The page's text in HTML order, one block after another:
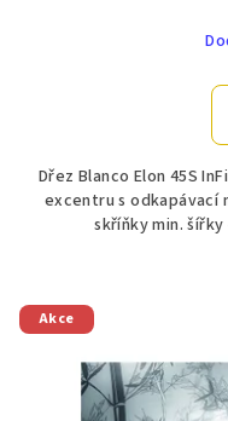
Dřez Blanco Elon 45S
excentru s odkapávací
skříňky min.
Akce